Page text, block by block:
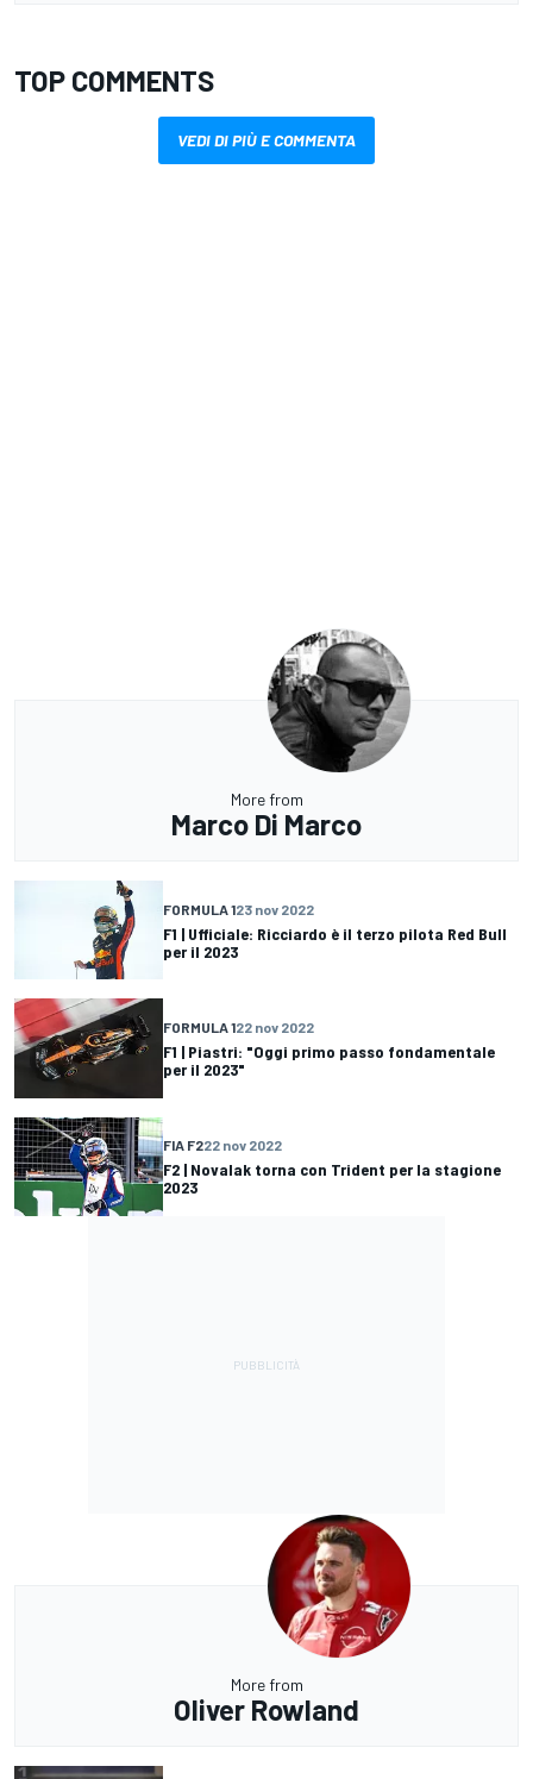
TOP COMMENTS
VEDI DI PIÙ E COMMENTA
More from
Marco Di Marco
FORMULA 123 nov 2022
F1 | Ufficiale: Ricciardo è il terzo pilota Red Bull
per il 2023
FORMULA 122 nov 2022
F1 | Piastri: "Oggi primo passo fondamentale
per il 2023"
FIA F222 nov 2022
F2 | Novalak torna con Trident per la stagione
2023
More from
Oliver Rowland